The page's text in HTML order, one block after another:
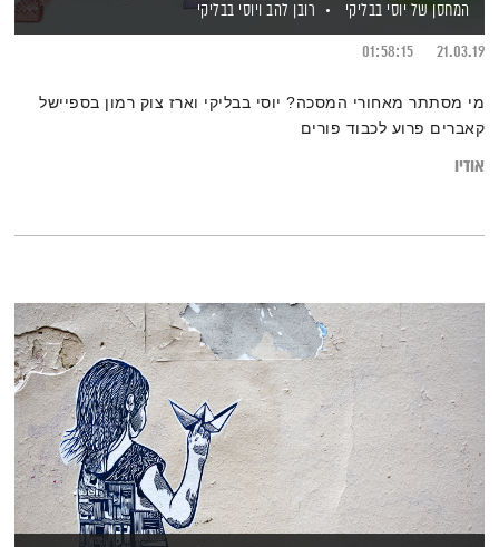
המחסן של יוסי בבליקי
רובן להב ויוסי בבליקי
21.03.19
01:58:15
מי מסתתר מאחורי המסכה? יוסי בבליקי וארז צוק רמון בספיישל
קאברים פרוע לכבוד פורים
אודיו